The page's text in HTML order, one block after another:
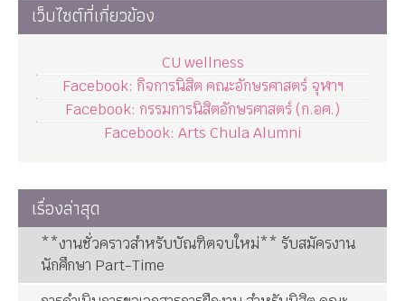
เว็บไซต์ที่เกี่ยวข้อง
CU wellness
Facebook: กิจการนิสิต คณะอักษรศาสตร์ จุฬาฯ
Facebook: กรรมการนิสิตอักษรศาสตร์ (ก.อศ.)
Facebook: Arts Chula Alumni
เรื่องล่าสุด
**งานชั่วคราวสำหรับบัณฑิตจบใหม่** รับสมัครงาน
นักศึกษา Part-Time